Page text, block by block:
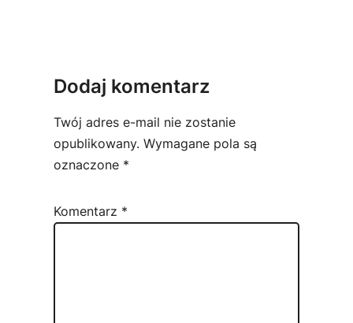
Dodaj komentarz
Twój adres e-mail nie zostanie
opublikowany. Wymagane pola są
oznaczone *
Komentarz *